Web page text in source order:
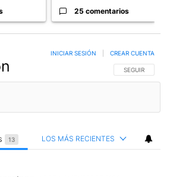
25 comentarios
SIGA ESTA
SEGUIR
INICIAR SESIÓN CREAR CUENTA
13 LOS MÁS RECIENTES